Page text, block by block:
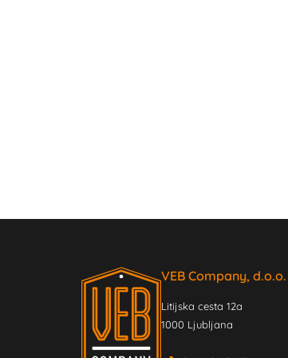
VEB Company, d.o.o.
Litijska cesta 12a
1000 Ljubljana